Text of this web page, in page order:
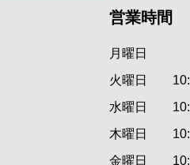
営業時間
月曜日
火曜日
水曜日
木曜日
金曜日